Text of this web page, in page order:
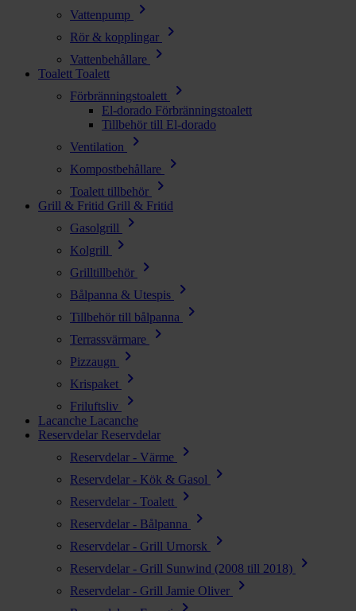
Vattenpump chevron_right
Rör & kopplingar chevron_right
Vattenbehållare chevron_right
Toalett Toalett
Förbränningstoalett
chevron_right
El-dorado Förbränningstoalett
Tillbehör till El-dorado
Ventilation
chevron_right
Kompostbehållare chevron_right
Toalett tillbehör chevron_right
Grill & Fritid Grill & Fritid
Gasolgrill
chevron_right
Kolgrill chevron_right
Grilltillbehör chevron_right
Bålpanna & Utespis chevron_right
Tillbehör till bålpanna chevron_right
Terrassvärmare chevron_right
Pizzaugn chevron_right
Krispaket chevron_right
Friluftsliv chevron_right
Lacanche Lacanche
Reservdelar Reservdelar
Reservdelar - Värme
chevron_right
Reservdelar - Kök & Gasol chevron_right
Reservdelar - Toalett chevron_right
Reservdelar - Bålpanna chevron_right
Reservdelar - Grill Urnorsk chevron_right
Reservdelar - Grill Sunwind (2008 till 2018) chevron_right
Reservdelar - Grill Jamie Oliver chevron_right